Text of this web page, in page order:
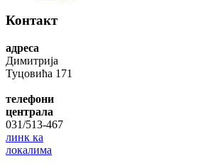
Контакт
адреса
Димитрија
Туцовића 171
телефони
централа
031/513-467
линк ка
локалима